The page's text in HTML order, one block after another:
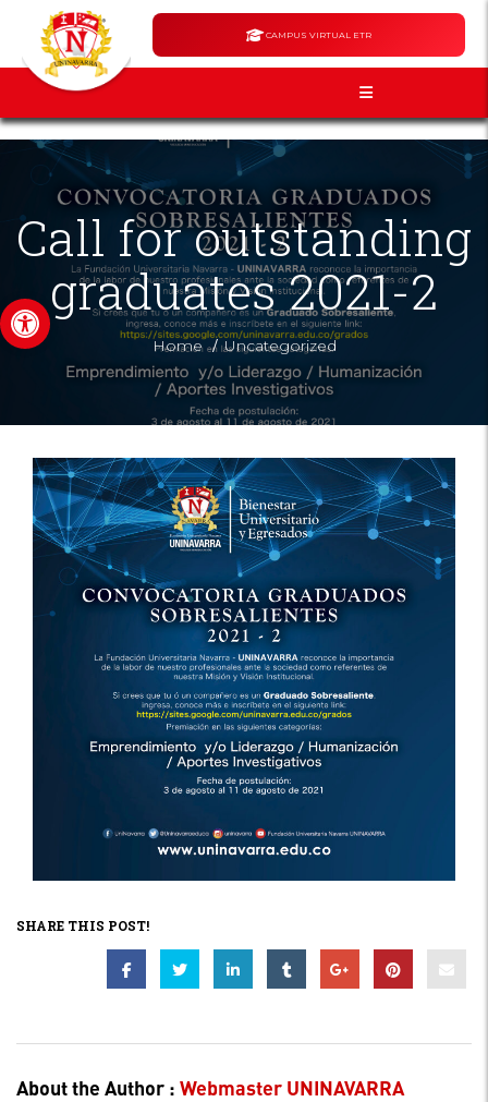
Open toolbar
CAMPUS VIRTUAL ETR
Call for outstanding
graduates 2021-2
Home/Uncategorized
SHARE THIS POST!
About the Author : Webmaster UNINAVARRA